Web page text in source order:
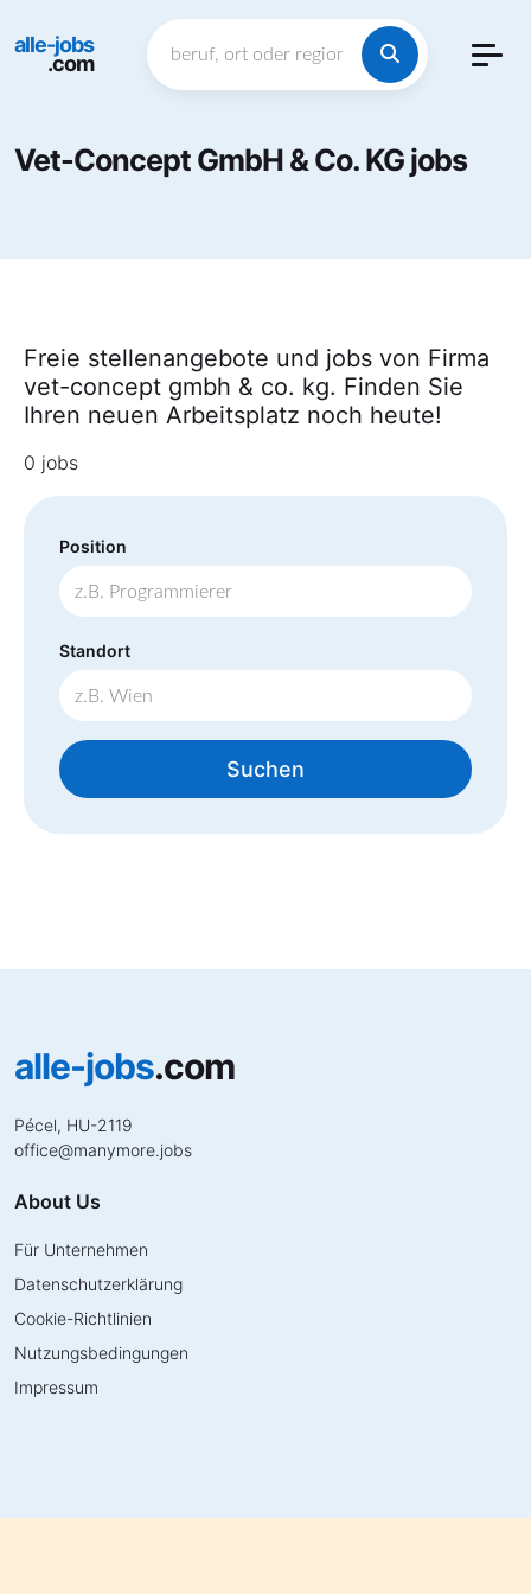
alle-jobs
.com
Vet-Concept GmbH & Co. KG jobs
Freie stellenangebote und jobs von Firma
vet-concept gmbh & co. kg. Finden Sie
Ihren neuen Arbeitsplatz noch heute!
0 jobs
Position
Standort
Suchen
alle-jobs.com
Pécel, HU-2119
office@manymore.jobs
About Us
Für Unternehmen
Datenschutzerklärung
Cookie-Richtlinien
Nutzungsbedingungen
Impressum